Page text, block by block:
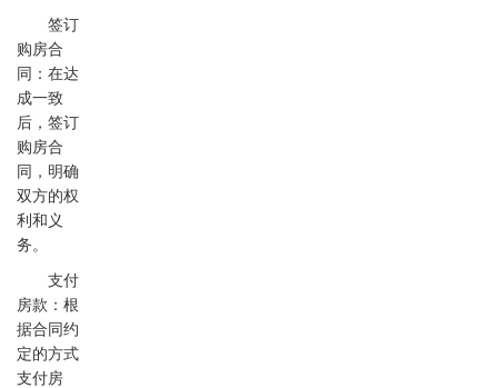
签订
购房合
同：在达
成一致
后，签订
购房合
同，明确
双方的权
利和义
务。
支付
房款：根
据合同约
定的方式
支付房